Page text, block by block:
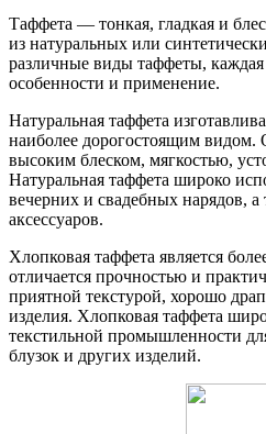
Таффета — тонкая, гладкая и
из натуральных или
различные виды таффеты,
особенности и применение.
Натуральная таффета
наиболее дорогостоящим видом.
высоким блеском, мягкостью,
Натуральная таффета широко
вечерних и свадебных нарядов,
аксессуаров.
Хлопковая таффета является
отличается прочностью и
приятной текстурой, хорошо
изделия. Хлопковая таффета
текстильной промышленности
блузок и других изделий.